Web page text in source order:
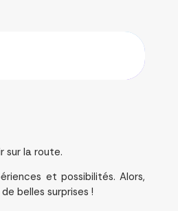
sur la route.
et possibilités. Alors,
belles surprises !